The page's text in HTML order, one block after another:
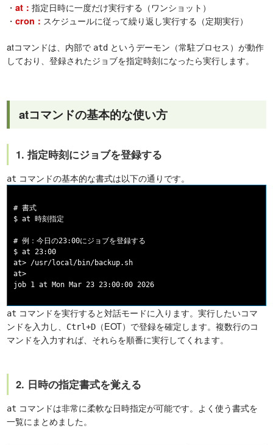
・at：指定日時に一度だけ実行する（ワンショット）
・cron： スケジュールに従って繰り返し実行する（定期実行）
atコマンドは、内部で atd というデーモン（常駐プロセス）が動作
しており、登録されたジョブを指定時刻になったら実行します。
atコマンドの基本的な使い方
1. 指定時刻にジョブを登録する
at コマンドの基本的な書式は以下の通りです。
# 書式
$ at 時刻指定
# 例：今日の23:00にジョブを登録する
$ at 23:00
at> /usr/local/bin/backup.sh
at>
at コマンドを実行すると対話モードに入ります。実行したいコマ
ンドを入力し、
Ctrl+D （EOT）で登録を確定します。複数行のコ
マンドを入力すれば、それらを順番に実行してくれます。
2. 日時の指定書式を覚える
at コマンドは非常に柔軟な日時指定が可能です。よく使う書式を
一覧にまとめました。